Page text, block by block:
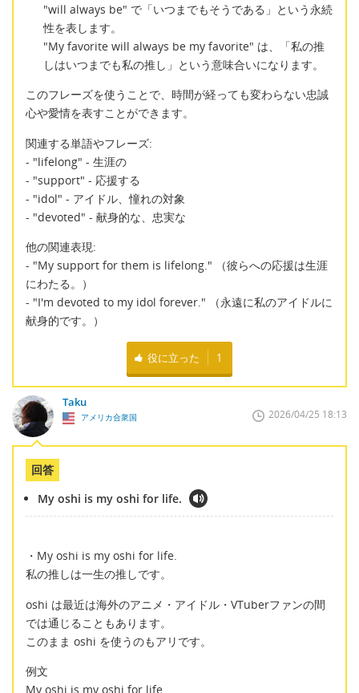
"will always be" で「いつまでもそうである」という永続
性を表します。
"My favorite will always be my favorite" は、「私の推
しはいつまでも私の推し」という意味合いになります。
このフレーズを使うことで、時間が経っても変わらない忠誠
心や愛情を表すことができます。
関連する単語やフレーズ:
- "lifelong" - 生涯の
- "support" - 応援する
- "idol" - アイドル、憧れの対象
- "devoted" - 献身的な、忠実な
他の関連表現:
- "My support for them is lifelong." （彼らへの応援は生涯
にわたる。）
- "I'm devoted to my idol forever." （永遠に私のアイドルに
献身的です。）
役に立った 1
Taku
アメリカ合衆国 2026/04/25 18:13
回答
My oshi is my oshi for life.
・My oshi is my oshi for life.
私の推しは一生の推しです。
oshi は最近は海外のアニメ・アイドル・VTuberファンの間
では通じることもあります。
このまま oshi を使うのもアリです。
例文
My oshi is my oshi for life.